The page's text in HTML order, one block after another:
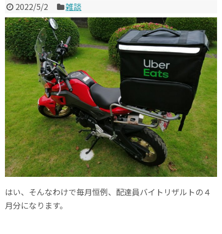
2022/5/2 雑談
はい、そんなわけで毎月恒例、配達員バイトリザルトの４
月分になります。